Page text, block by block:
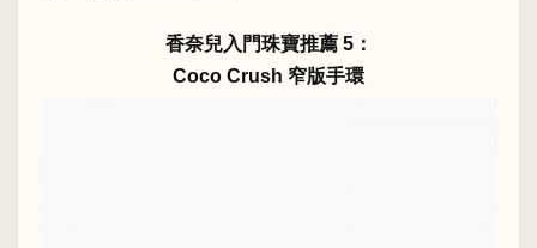
香奈兒入門珠寶推薦 5：
Coco Crush 窄版手環